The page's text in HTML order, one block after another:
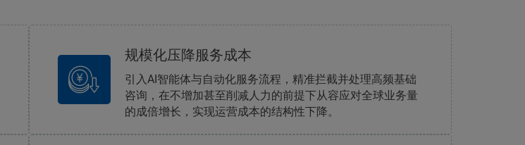
规模化压降服务成本
引入AI智能体与自动化服务流程，精准拦截并处理高频基础
咨询，在不增加甚至削减人力的前提下从容应对全球业务量
的成倍增长，实现运营成本的结构性下降。